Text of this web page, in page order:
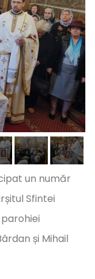
un număr
Sfintei
și Mihail